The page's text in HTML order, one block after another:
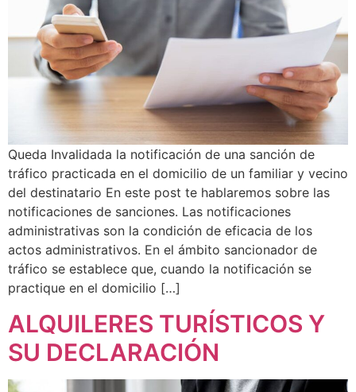
Queda Invalidada la notificación de una sanción de
tráfico practicada en el domicilio de un familiar y vecino
del destinatario En este post te hablaremos sobre las
notificaciones de sanciones. Las notificaciones
administrativas son la condición de eficacia de los
actos administrativos. En el ámbito sancionador de
tráfico se establece que, cuando la notificación se
practique en el domicilio […]
ALQUILERES TURÍSTICOS Y
SU DECLARACIÓN